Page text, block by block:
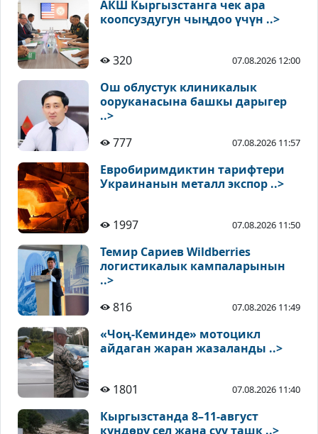
АКШ Кыргызстанга чек ара
коопсуздугун чыңдоо үчүн ..>
320 07.08.2026 12:00
Ош облустук клиникалык
ооруканасына башкы дарыгер
..>
777
07.08.2026 11:57
Евробиримдиктин тарифтери
Украинанын металл экспор ..>
1997 07.08.2026 11:50
Темир Сариев Wildberries
логистикалык кампаларынын
..>
816
07.08.2026 11:49
«Чоң-Кеминде» мотоцикл
айдаган жаран жазаланды ..>
1801 07.08.2026 11:40
Кыргызстанда 8–11-август
күндөрү сел жана суу ташк ..>